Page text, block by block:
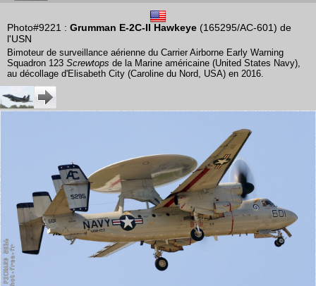
Photo#9221 : Grumman E-2C-II Hawkeye (165295/AC-601) de
l'USN
Bimoteur de surveillance aérienne du Carrier Airborne Early Warning
Squadron 123 Screwtops de la Marine américaine (United States Navy),
au décollage d'Elisabeth City (Caroline du Nord, USA) en 2016.